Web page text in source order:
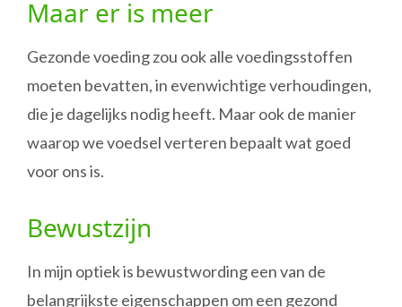
Maar er is meer
Gezonde voeding zou ook alle voedingsstoffen
moeten bevatten, in evenwichtige verhoudingen,
die je dagelijks nodig heeft. Maar ook de manier
waarop we voedsel verteren bepaalt wat goed
voor ons is.
Bewustzijn
In mijn optiek is bewustwording een van de
belangrijkste eigenschappen om een gezond